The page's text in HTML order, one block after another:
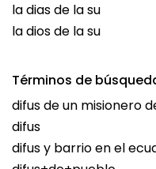
la dias de la su
la dios de la su
Términos de
difus de un misionero
difus
difus y barrio en el